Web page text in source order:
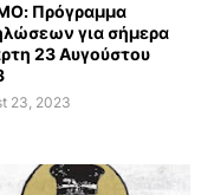
Πρόγραμμα
για σήμερα
23 Αυγούστου
23, 2023